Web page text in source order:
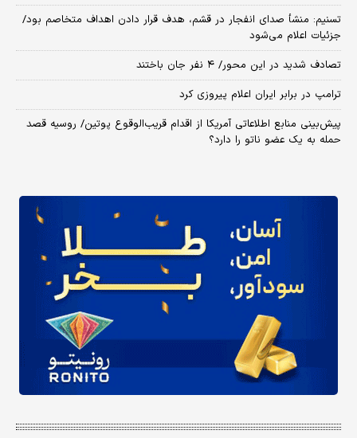
تسنیم: منشأ صدای انفجار در قشم، هدف قرار دادن اهداف متخاصم بود/
جزئیات اعلام می‌شود
تصادف شدید در این محور/ ۴ نفر جان باختند
ترامپ در برابر ایران اعلام پیروزی کرد
پیش‌بینی منابع اطلاعاتی آمریکا از اقدام قریب‌الوقوع پوتین/ روسیه قصد
حمله به یک عضو ناتو را دارد؟